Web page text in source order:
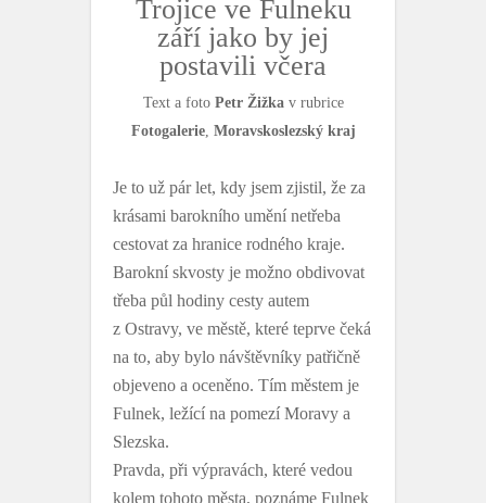
Trojice ve Fulneku
září jako by jej
postavili včera
Text a foto Petr Žižkav rubrice
Fotogalerie, Moravskoslezský kraj
Je to už pár let, kdy jsem zjistil, že za
krásami barokního umění netřeba
cestovat za hranice rodného kraje.
Barokní skvosty je možno obdivovat
třeba půl hodiny cesty autem
z Ostravy, ve městě, které teprve čeká
na to, aby bylo návštěvníky patřičně
objeveno a oceněno. Tím městem je
Fulnek, ležící na pomezí Moravy a
Slezska.
Pravda, při výpravách, které vedou
kolem tohoto města, poznáme Fulnek